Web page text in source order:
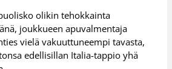
olikin tehokkainta
joukkueen apuvalmentaja
vielä vakuuttuneempi tavasta,
edellisillan Italia-tappio yhä